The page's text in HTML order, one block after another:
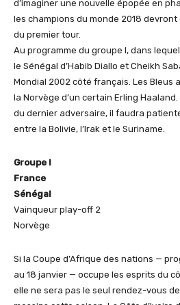
d’imaginer une nouvelle épopée en
les champions du monde 2018 devront
du premier tour.
Au programme du groupe I, dans
le Sénégal d’Habib Diallo et Cheikh
Mondial 2002 côté français. Les Bleus
la Norvège d’un certain Erling
du dernier adversaire, il faudra
entre la Bolivie, l’Irak et le Suriname.
Groupe I
France
Sénégal
Vainqueur play-off 2
Norvège
Si la Coupe d’Afrique des nations —
au 18 janvier — occupe les esprits du
elle ne sera pas le seul rendez-vous